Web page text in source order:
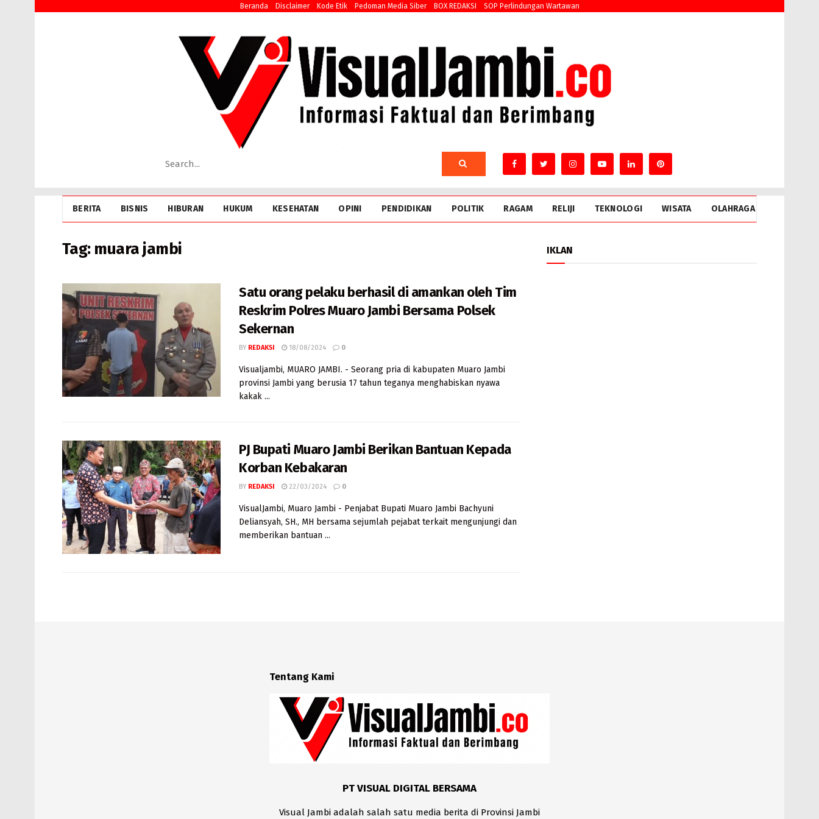
Beranda Disclaimer Kode Etik Pedoman Media Siber BOX REDAKSI SOP Perlindungan Wartawan
BERITA BISNIS HIBURAN HUKUM KESEHATAN OPINI PENDIDIKAN POLITIK RAGAM RELIJI TEKNOLOGI WISATA OLAHRAGA
Tag: muara jambi
Satu orang pelaku berhasil di amankan oleh Tim
Reskrim Polres Muaro Jambi Bersama Polsek
Sekernan
BY REDAKSI 18/08/2024 0
Visualjambi, MUARO JAMBI. - Seorang pria di kabupaten Muaro Jambi
provinsi Jambi yang berusia 17 tahun teganya menghabiskan nyawa
kakak ...
PJ Bupati Muaro Jambi Berikan Bantuan Kepada
Korban Kebakaran
BY REDAKSI 22/03/2024 0
VisualJambi, Muaro Jambi - Penjabat Bupati Muaro Jambi Bachyuni
Deliansyah, SH., MH bersama sejumlah pejabat terkait mengunjungi dan
memberikan bantuan ...
IKLAN
Tentang Kami
PT VISUAL DIGITAL BERSAMA
Visual Jambi adalah salah satu media berita di Provinsi Jambi